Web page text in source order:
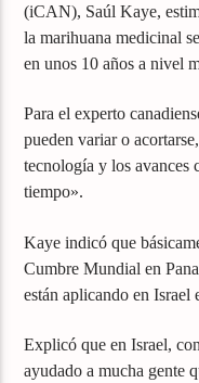
(iCAN), Saúl Kaye,
la marihuana medicinal
en unos 10 años a nivel
Para el experto
pueden variar o
tecnología y los avances
tiempo».
Kaye indicó que
Cumbre Mundial en
están aplicando en Israel
Explicó que en Israel,
ayudado a mucha gente